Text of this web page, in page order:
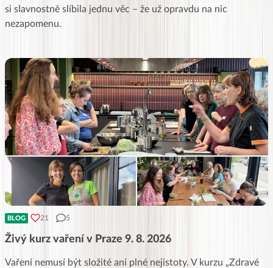
si slavnostně slíbila jednu věc – že už opravdu na nic
nezapomenu.
BLOG 21 5
Živý kurz vaření v Praze 9. 8. 2026
Vaření nemusí být složité ani plné nejistoty. V kurzu „Zdravé